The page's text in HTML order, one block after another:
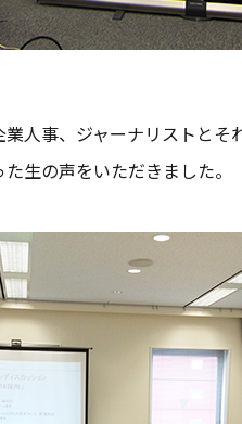
人事、ジャーナリストと
生の声をいただきました。